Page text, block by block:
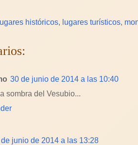
lugares históricos, lugares turísticos,
30 de junio de 2014 a las 10:40
sombra del Vesubio...
junio de 2014 a las 13:28